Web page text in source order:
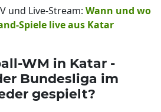
und Live-Stream: Wann und wo
Spiele live aus Katar
WM in Katar -
Bundesliga im
gespielt?